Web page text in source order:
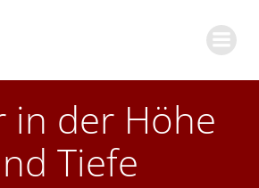
in der Höhe
Tiefe